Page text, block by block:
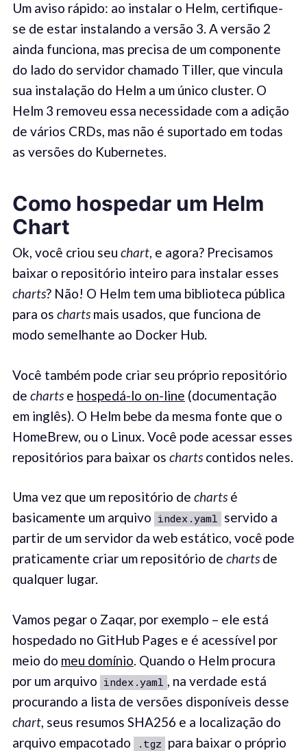
Um aviso rápido: ao instalar o Helm, certifique-
se de estar instalando a versão 3. A versão 2
ainda funciona, mas precisa de um componente
do lado do servidor chamado Tiller, que vincula
sua instalação do Helm a um único cluster. O
Helm 3 removeu essa necessidade com a adição
de vários CRDs, mas não é suportado em todas
as versões do Kubernetes.
Como hospedar um Helm
Chart
Ok, você criou seu chart, e agora? Precisamos
baixar o repositório inteiro para instalar esses
charts? Não! O Helm tem uma biblioteca pública
para os chartsmais usados, que funciona de
modo semelhante ao Docker Hub.
Você também pode criar seu próprio repositório
de chartse hospedá-lo on-line (documentação
em inglês). O Helm bebe da mesma fonte que o
HomeBrew, ou o Linux. Você pode acessar esses
repositórios para baixar os chartscontidos neles.
Uma vez que um repositório de chartsé
basicamente um arquivo index.yaml servido a
partir de um servidor da web estático, você pode
praticamente criar um repositório de chartsde
qualquer lugar.
Vamos pegar o Zaqar, por exemplo – ele está
hospedado no GitHub Pages e é acessível por
meio do meu domínio. Quando o Helm procura
por um arquivo index.yaml , na verdade está
procurando a lista de versões disponíveis desse
chart, seus resumos SHA256 e a localização do
arquivo empacotado
.tgz para baixar o próprio